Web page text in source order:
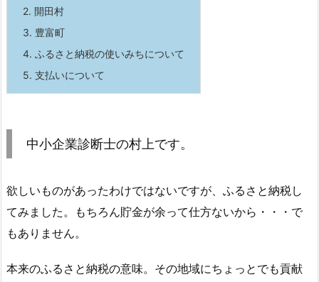
2. 開田村
3. 豊富町
4. ふるさと納税の使いみちについて
5. 支払いについて
中小企業診断士の村上です。
欲しいものがあったわけではないですが、ふるさと納税し
てみました。もちろん貯金が余って仕方ないから・・・で
もありません。
本来のふるさと納税の意味。その地域にちょっとでも貢献